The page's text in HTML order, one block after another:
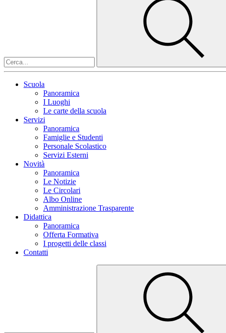
Scuola
Panoramica
I Luoghi
Le carte della scuola
Servizi
Panoramica
Famiglie e Studenti
Personale Scolastico
Servizi Esterni
Novità
Panoramica
Le Notizie
Le Circolari
Albo Online
Amministrazione Trasparente
Didattica
Panoramica
Offerta Formativa
I progetti delle classi
Contatti